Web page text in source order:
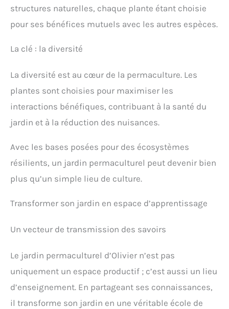
extérieure à long terme
【Application
polyvalente】 Notre kit d'irrigationest idéal
pelouses, les parterres paysagers, les
poussière, la régulation de l'humidité dans
les systèmes d'irrigation, l'irrigation
jardiniers amateurs et des paysagistes
professionnels
structures naturelles, chaque plante étant choisie
pour ses bénéfices mutuels avec les autres espèces.
La clé : la diversité
La diversité est au cœur de la permaculture. Les
plantes sont choisies pour maximiser les
interactions bénéfiques, contribuant à la santé du
jardin et à la réduction des nuisances.
Avec les bases posées pour des écosystèmes
résilients, un jardin permaculturel peut devenir bien
plus qu’un simple lieu de culture.
Transformer son jardin en espace d’apprentissage
Un vecteur de transmission des savoirs
Le jardin permaculturel d’Olivier n’est pas
uniquement un espace productif ; c’est aussi un lieu
d’enseignement. En partageant ses connaissances,
il transforme son jardin en une véritable école de